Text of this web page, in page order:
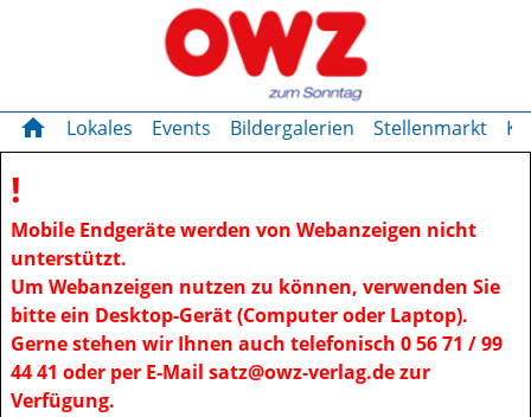
OWZ zum Sonntag
home Lokales Events Bildergalerien Stellenmarkt
!
Mobile Endgeräte werden von Webanzeigen nicht
unterstützt.
Um Webanzeigen nutzen zu können, verwenden Sie
bitte ein Desktop-Gerät (Computer oder Laptop).
Gerne stehen wir Ihnen auch telefonisch 0 56 71 / 99
44 41 oder per E-Mail satz@owz-verlag.de zur
Verfügung.